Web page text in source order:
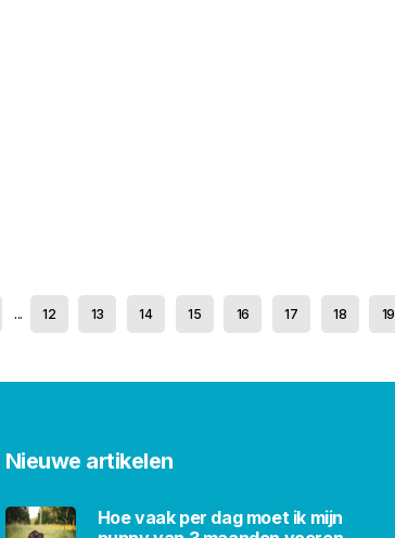
... 12 13 14 15 16 17 18 19
Nieuwe artikelen
Hoe vaak per dag moet ik mijn